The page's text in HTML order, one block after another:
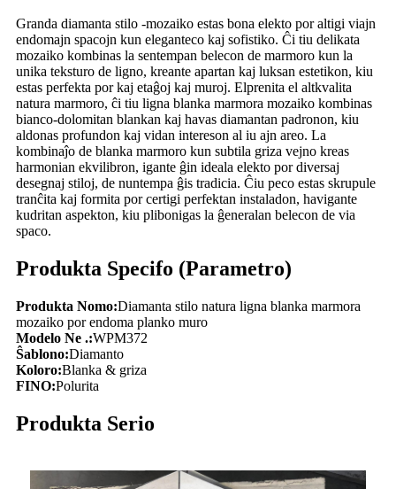
Granda diamanta stilo -mozaiko estas bona elekto por altigi viajn
endomajn spacojn kun eleganteco kaj sofistiko. Ĉi tiu delikata
mozaiko kombinas la sentempan belecon de marmoro kun la
unika teksturo de ligno, kreante apartan kaj luksan estetikon, kiu
estas perfekta por kaj etaĝoj kaj muroj. Elprenita el altkvalita
natura marmoro, ĉi tiu ligna blanka marmora mozaiko kombinas
bianco-dolomitan blankan kaj havas diamantan padronon, kiu
aldonas profundon kaj vidan intereson al iu ajn areo. La
kombinaĵo de blanka marmoro kun subtila griza vejno kreas
harmonian ekvilibron, igante ĝin ideala elekto por diversaj
desegnaj stiloj, de nuntempa ĝis tradicia. Ĉiu peco estas skrupule
tranĉita kaj formita por certigi perfektan instaladon, havigante
kudritan aspekton, kiu plibonigas la ĝeneralan belecon de via
spaco.
Produkta Specifo (Parametro)
Produkta Nomo:Diamanta stilo natura ligna blanka marmora
mozaiko por endoma planko muro
Modelo Ne .:WPM372
Ŝablono:Diamanto
Koloro:Blanka & griza
FINO:Polurita
Produkta Serio